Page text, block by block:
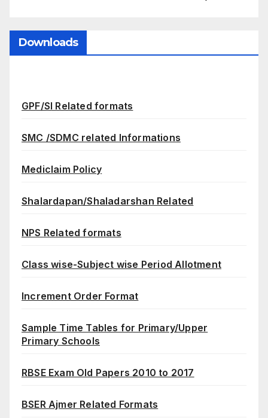
Downloads
GPF/SI Related formats
SMC /SDMC related Informations
Mediclaim Policy
Shalardapan/Shaladarshan Related
NPS Related formats
Class wise-Subject wise Period Allotment
Increment Order Format
Sample Time Tables for Primary/Upper
Primary Schools
RBSE Exam Old Papers 2010 to 2017
BSER Ajmer Related Formats